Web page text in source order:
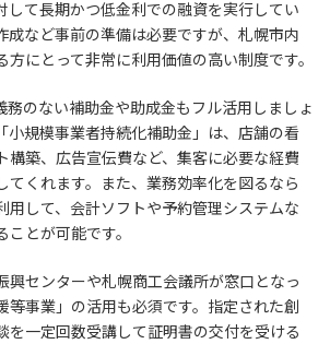
して長期かつ低金利での融資を実行してい
成など事前の準備は必要ですが、札幌市内
にとって非常に利用価値の高い制度です。
務のない補助金や助成金もフル活用しましょ
小規模事業者持続化補助金」は、店舗の看
構築、広告宣伝費など、集客に必要な経費
てくれます。また、業務効率化を図るなら
用して、会計ソフトや予約管理システムな
とが可能です。
興センターや札幌商工会議所が窓口となっ
等事業」の活用も必須です。指定された創
を一定回数受講して証明書の交付を受ける